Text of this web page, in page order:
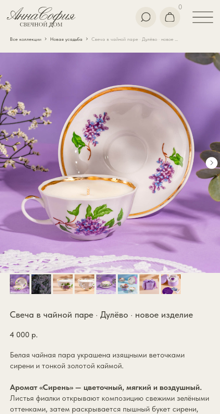
Все коллекции Новая усадьба
Свеча в чайной паре · Дулёво · новое изделие
4 000 р.
Белая чайная пара украшена изящными веточками
сирени и тонкой золотой каймой.
Аромат «Сирень» — цветочный, мягкий и воздушный.
Листья фиалки открывают композицию свежими зелёными
оттенками, затем раскрывается пышный букет сирени,